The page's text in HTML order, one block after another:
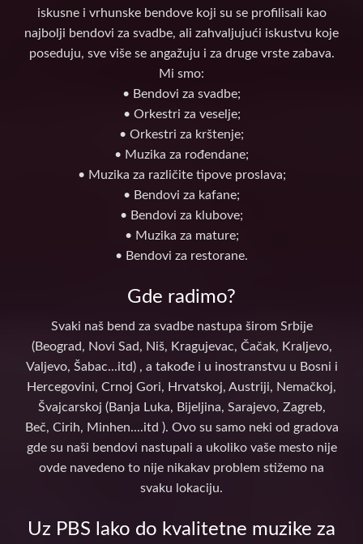
iskusne i vrhunske bendove koji su se profilisali kao
najbolji bendovi za svadbe, ali zahvaljujući iskustvu koje
poseduju, sve više se angažuju i za druge vrste zabava.
Mi smo:
• Bendovi za svadbe;
• Orkestri za veselje;
• Orkestri za krštenje;
• Muzika za rođendane;
• Muzika za različite tipove proslava;
• Bendovi za kafane;
• Bendovi za klubove;
• Muzika za mature;
• Bendovi za restorane.
Gde radimo?
Svaki naš bend za svadbe nastupa širom Srbije
(Beograd, Novi Sad, Niš, Kragujevac, Čačak, Kraljevo,
Valjevo, Šabac...itd) , a takođe i u inostranstvu u Bosni i
Hercegovini, Crnoj Gori, Hrvatskoj, Austriji, Nemačkoj,
Švajcarskoj (Banja Luka, Bijeljina, Sarajevo, Zagreb,
Beč, Cirih, Minhen....itd ). Ovo su samo neki od gradova
gde su naši bendovi nastupali a ukoliko vaše mesto nije
ovde navedeno to nije nikakav problem stižemo na
svaku lokaciju.
Uz PBS lako do kvalitetne muzike za